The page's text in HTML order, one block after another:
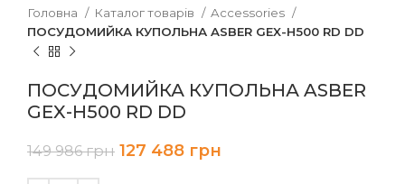
Головна Каталог товарів
Accessories
ПОСУДОМИЙКА КУПОЛЬНА ASBER GEX-H500 RD DD
ПОСУДОМИЙКА КУПОЛЬНА ASBER
GEX-H500 RD DD
149 986грн 127 488 грн